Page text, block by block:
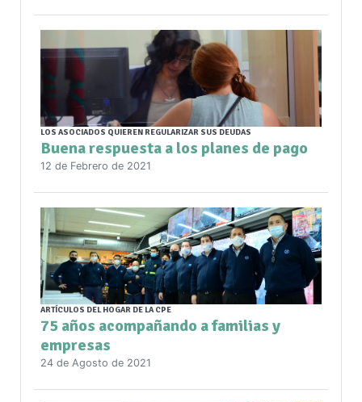
LOS ASOCIADOS QUIEREN REGULARIZAR SUS DEUDAS
Buena respuesta a los planes de pago
12 de Febrero de 2021
ARTÍCULOS DEL HOGAR DE LA CPE
75 años acompañando a familias y
empresas
24 de Agosto de 2021